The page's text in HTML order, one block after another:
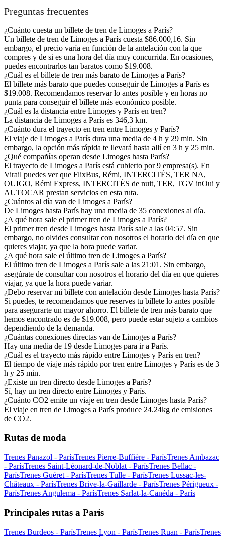
Preguntas frecuentes
¿Cuánto cuesta un billete de tren de Limoges a París?
Un billete de tren de Limoges a París cuesta $86.000,16. Sin
embargo, el precio varía en función de la antelación con la que
compres y de si es una hora del día muy concurrida. En ocasiones,
puedes encontrarlos tan baratos como $19.008.
¿Cuál es el billete de tren más barato de Limoges a París?
El billete más barato que puedes conseguir de Limoges a París es
$19.008. Recomendamos reservar lo antes posible y en horas no
punta para conseguir el billete más económico posible.
¿Cuál es la distancia entre Limoges y París en tren?
La distancia de Limoges a París es 346,3 km.
¿Cuánto dura el trayecto en tren entre Limoges y París?
El viaje de Limoges a París dura una media de 4 h y 29 min. Sin
embargo, la opción más rápida te llevará hasta allí en 3 h y 25 min.
¿Qué compañías operan desde Limoges hasta París?
El trayecto de Limoges a París está cubierto por 9 empresa(s). En
Virail puedes ver que FlixBus, Rémi, INTERCITÉS, TER NA,
OUIGO, Rémi Express, INTERCITÉS de nuit, TER, TGV inOui y
AUTOCAR prestan servicios en esta ruta.
¿Cuántos al día van de Limoges a París?
De Limoges hasta París hay una media de 35 conexiones al día.
¿A qué hora sale el primer tren de Limoges a París?
El primer tren desde Limoges hasta París sale a las 04:57. Sin
embargo, no olvides consultar con nosotros el horario del día en que
quieres viajar, ya que la hora puede variar.
¿A qué hora sale el último tren de Limoges a París?
El último tren de Limoges a París sale a las 21:01. Sin embargo,
asegúrate de consultar con nosotros el horario del día en que quieres
viajar, ya que la hora puede variar.
¿Debo reservar mi billete con antelación desde Limoges hasta París?
Si puedes, te recomendamos que reserves tu billete lo antes posible
para asegurarte un mayor ahorro. El billete de tren más barato que
hemos encontrado es de $19.008, pero puede estar sujeto a cambios
dependiendo de la demanda.
¿Cuántas conexiones directas van de Limoges a París?
Hay una media de 19 desde Limoges para ir a París.
¿Cuál es el trayecto más rápido entre Limoges y París en tren?
El tiempo de viaje más rápido por tren entre Limoges y París es de 3
h y 25 min.
¿Existe un tren directo desde Limoges a París?
Sí, hay un tren directo entre Limoges y París.
¿Cuánto CO2 emite un viaje en tren desde Limoges hasta París?
El viaje en tren de Limoges a París produce 24.24kg de emisiones
de CO2.
Rutas de moda
Trenes Panazol - ParísTrenes Pierre-Buffière - ParísTrenes Ambazac
- ParísTrenes Saint-Léonard-de-Noblat - ParísTrenes Bellac -
ParísTrenes Guéret - ParísTrenes Tulle - ParísTrenes Lussac-les-
Châteaux - ParísTrenes Brive-la-Gaillarde - ParísTrenes Périgueux -
ParísTrenes Angulema - ParísTrenes Sarlat-la-Canéda - París
Principales rutas a París
Trenes Burdeos - ParísTrenes Lyon - ParísTrenes Ruan - ParísTrenes